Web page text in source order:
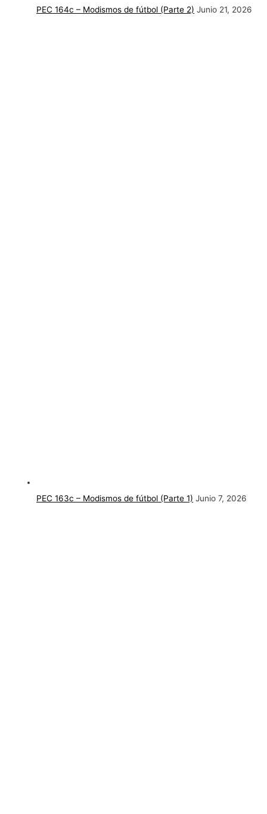
PEC 164c – Modismos de fútbol (Parte 2) Junio 21, 2026
PEC 163c – Modismos de fútbol (Parte 1) Junio 7, 2026